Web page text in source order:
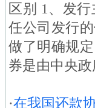
区别 1、发
任公司发行
做了明确规
券是由中央
·在我国还款